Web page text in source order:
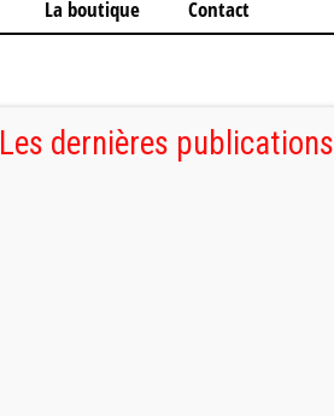
La boutique Contact
Les dernières publications